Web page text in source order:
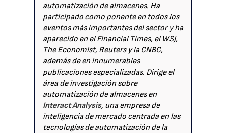
automatización de almacenes. Ha
participado como ponente en todos los
eventos más importantes del sector y ha
aparecido en el Financial Times, el WSJ,
The Economist, Reuters y la CNBC,
además de en innumerables
publicaciones especializadas. Dirige el
área de investigación sobre
automatización de almacenes en
Interact Analysis, una empresa de
inteligencia de mercado centrada en las
tecnologías de automatización de la